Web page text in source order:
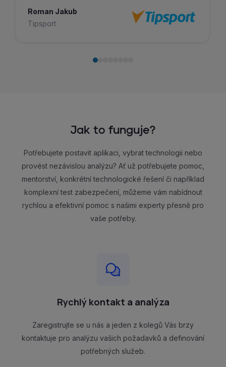
Roman Jakub
Tipsport
Jak to funguje?
Potřebujete postavit aplikaci, vybrat technologii nebo
provést nezávislou analýzu? Ať už potřebujete pomoc,
mentorství, konkrétní technologické řešení či například
komplexní test zabezpečení, můžeme vám nabídnout
rychlou a efektivní pomoc s našimi experty přesně pro
vaše potřeby.
Rychlý kontakt a analýza
Zaregistrujte se u nás a jeden z kolegů Vás brzy
kontaktuje pro analýzu vašich požadavků a definování
potřebných služeb.